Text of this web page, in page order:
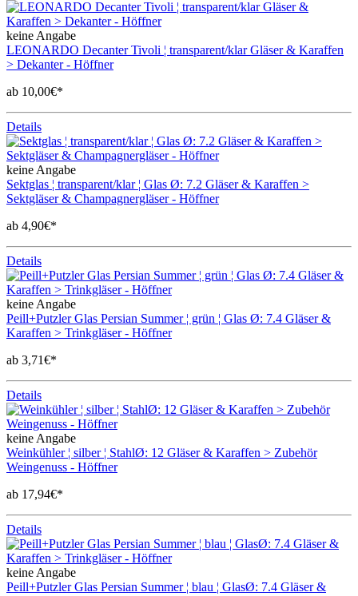
keine Angabe
LEONARDO Decanter Tivoli ¦ transparent/klar Gläser & Karaffen
> Dekanter - Höffner
ab 10,00€*
Details
keine Angabe
Sektglas ¦ transparent/klar ¦ Glas Ø: 7.2 Gläser & Karaffen >
Sektgläser & Champagnergläser - Höffner
ab 4,90€*
Details
keine Angabe
Peill+Putzler Glas Persian Summer ¦ grün ¦ Glas Ø: 7.4 Gläser &
Karaffen > Trinkgläser - Höffner
ab 3,71€*
Details
keine Angabe
Weinkühler ¦ silber ¦ StahlØ: 12 Gläser & Karaffen > Zubehör
Weingenuss - Höffner
ab 17,94€*
Details
keine Angabe
Peill+Putzler Glas Persian Summer ¦ blau ¦ GlasØ: 7.4 Gläser &